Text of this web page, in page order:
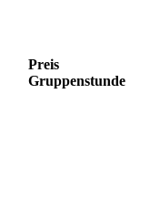
Preis
Gruppenstunde